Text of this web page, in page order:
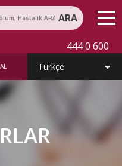
ARA
444 0 600